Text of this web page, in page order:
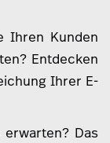
Ihren Kunden
Entdecken
Ihrer E-
Das